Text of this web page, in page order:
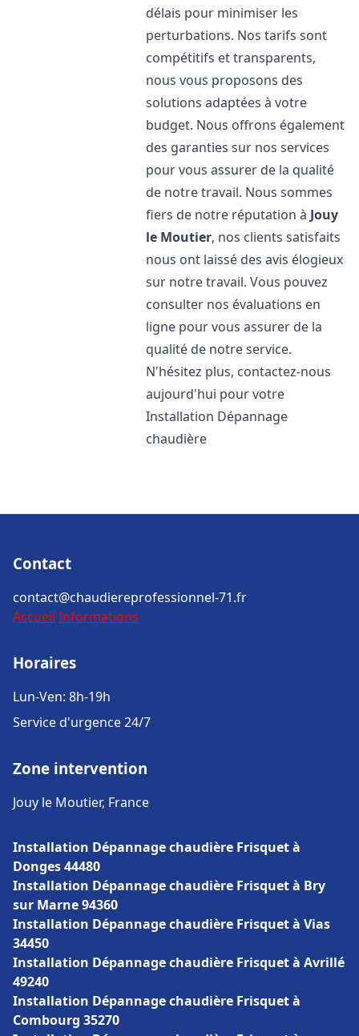
délais pour minimiser les
perturbations. Nos tarifs sont
compétitifs et transparents,
nous vous proposons des
solutions adaptées à votre
budget. Nous offrons également
des garanties sur nos services
pour vous assurer de la qualité
de notre travail. Nous sommes
fiers de notre réputation à Jouy
le Moutier, nos clients satisfaits
nous ont laissé des avis élogieux
sur notre travail. Vous pouvez
consulter nos évaluations en
ligne pour vous assurer de la
qualité de notre service.
N'hésitez plus, contactez-nous
aujourd'hui pour votre
Installation Dépannage
chaudière
Contact
contact@chaudiereprofessionnel-71.fr
Accueil Informations
Horaires
Lun-Ven: 8h-19h
Service d'urgence 24/7
Zone intervention
Jouy le Moutier, France
Installation Dépannage chaudière Frisquet à
Donges 44480
Installation Dépannage chaudière Frisquet à Bry
sur Marne 94360
Installation Dépannage chaudière Frisquet à Vias
34450
Installation Dépannage chaudière Frisquet à Avrillé
49240
Installation Dépannage chaudière Frisquet à
Combourg 35270